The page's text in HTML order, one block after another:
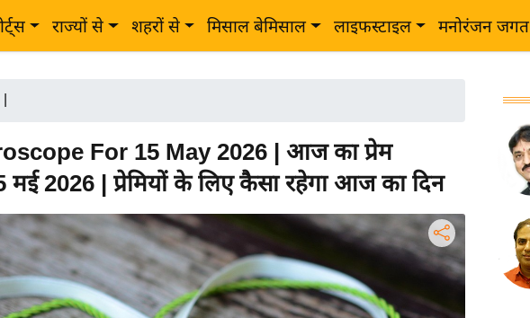
राज्यों से शहरों से मिसाल बेमिसाल लाइफस्टाइल मनोरंजन जगत
For 15 May 2026 | आज का प्रेम
मई 2026 | प्रेमियों के लिए कैसा रहेगा आज का दिन